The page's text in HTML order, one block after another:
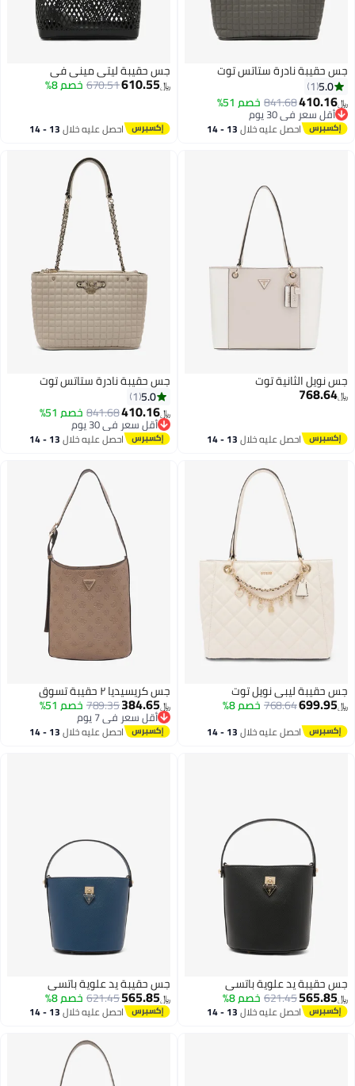
3
جس حقيبة نادرة ستاتس توت
5.0
1
﷼‏410.16
841.68خصم 51%
أقل سعر في 30 يوم
أقل سعر في 30 يوماحصل عليه خلال 13 - 14
جس حقيبة ليتي ميني في
﷼‏610.55
670.51خصم 8%
احصل عليه خلال 13 - 14
جس نويل الثانية توت
﷼‏768.64
احصل عليه خلال 13 - 14
3
جس حقيبة نادرة ستاتس توت
5.0
1
﷼‏410.16
841.68خصم 51%
أقل سعر في 30 يوم
أقل سعر في 30 يوماحصل عليه خلال 13 - 14
جس حقيبة ليبي نويل توت
﷼‏699.95
768.64خصم 8%
احصل عليه خلال 13 - 14
جس كريسيديا ٢ حقيبة تسوق
﷼‏384.65
789.35خصم 51%
أقل سعر في 7 يوم
أقل سعر في 7 يوماحصل عليه خلال 13 - 14
جس حقيبة يد علوية باتسي
﷼‏565.85
621.45خصم 8%
احصل عليه خلال 13 - 14
جس حقيبة يد علوية باتسي
﷼‏565.85
621.45خصم 8%
احصل عليه خلال 13 - 14